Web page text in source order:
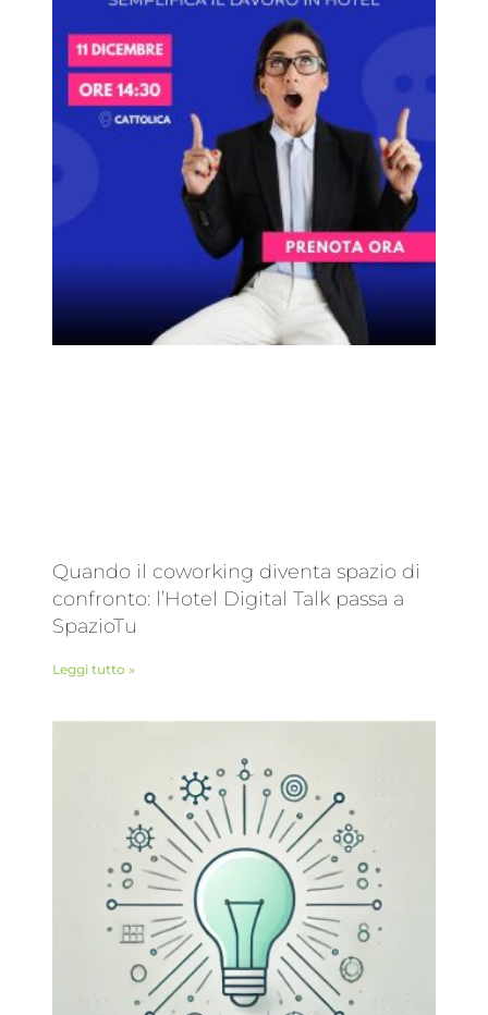
Quando il coworking diventa spazio di
confronto: l’Hotel Digital Talk passa a
SpazioTu
Leggi tutto »